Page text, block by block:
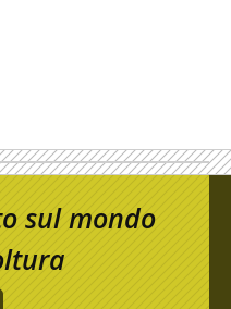
sul mondo